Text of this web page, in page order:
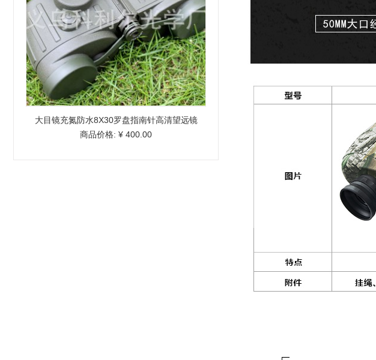
大目镜充氮防水8X30罗盘指南针高清望远镜
商品价格: ¥ 400.00